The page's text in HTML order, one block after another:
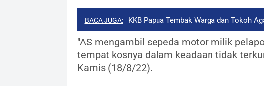
BACA JUGA: KKB Papua Tembak Warga dan Tokoh
"AS mengambil sepeda motor milik
tempat kosnya dalam keadaan tidak
Kamis (18/8/22).